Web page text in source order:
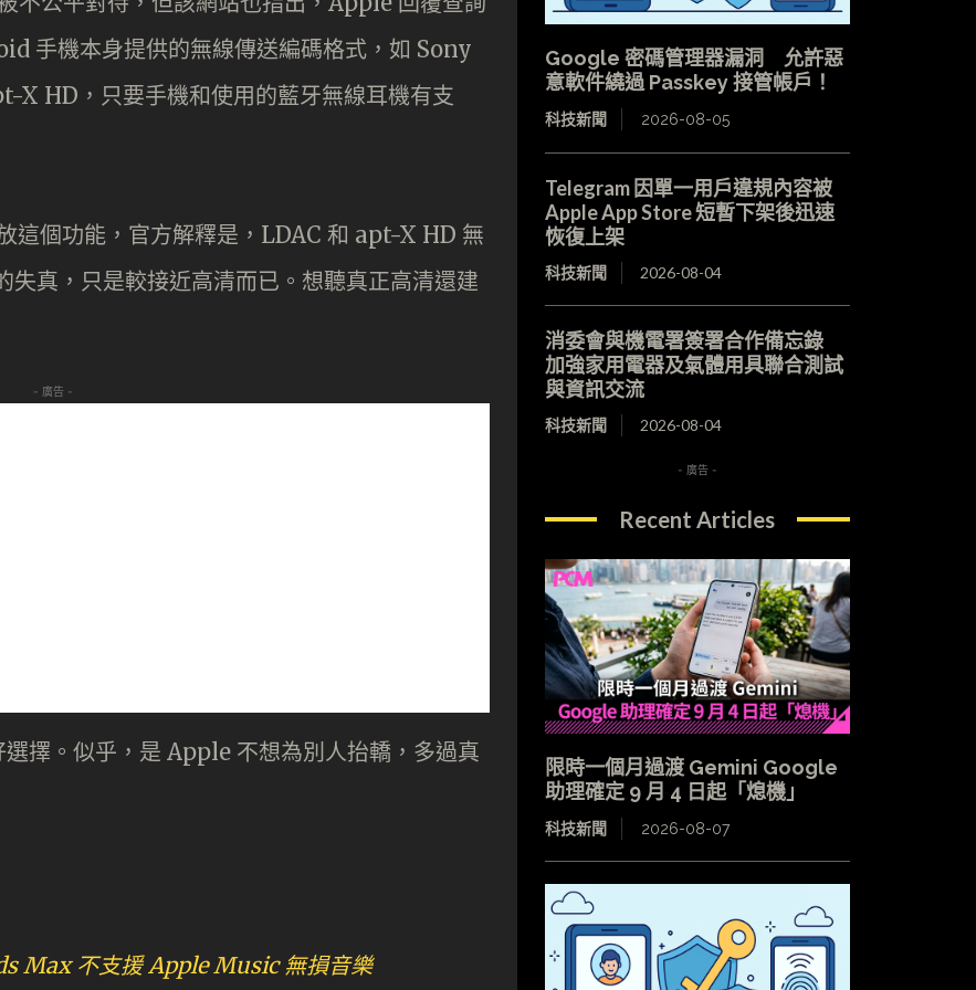
手機本身提供的無線傳送編碼格式，如 Sony
HD，只要手機和使用的藍牙無線耳機有支
這個功能，官方解釋是，LDAC 和 apt-X HD 無
失真，只是較接近高清而已。想聽真正高清還建
- 廣告 -
擇。似乎，是 Apple 不想為別人抬轎，多過真
Max 不支援 Apple Music 無損音樂
Google 密碼管理器漏洞 允許惡
意軟件繞過 Passkey 接管帳戶！
科技新聞 2026-08-05
Telegram 因單一用戶違規內容被
Apple App Store 短暫下架後迅速
恢復上架
科技新聞 2026-08-04
消委會與機電署簽署合作備忘錄
加強家用電器及氣體用具聯合測試
與資訊交流
科技新聞 2026-08-04
- 廣告 -
Recent Articles
限時一個月過渡 Gemini Google
助理確定 9 月 4 日起「熄機」
科技新聞 2026-08-07